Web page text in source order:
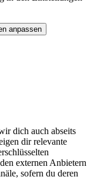
anpassen
dich auch abseits
dir relevante
externen Anbietern
sofern du deren